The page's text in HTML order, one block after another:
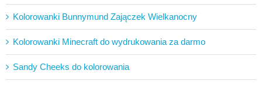
Kolorowanki Bunnymund Zajączek Wielkanocny
Kolorowanki Minecraft do wydrukowania za darmo
Sandy Cheeks do kolorowania